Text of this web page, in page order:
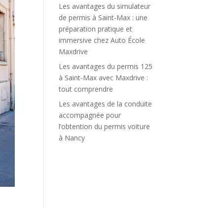
Les avantages du simulateur
de permis à Saint-Max : une
préparation pratique et
immersive chez Auto École
Maxdrive
Les avantages du permis 125
à Saint-Max avec Maxdrive :
tout comprendre
Les avantages de la conduite
accompagnée pour
l’obtention du permis voiture
à Nancy